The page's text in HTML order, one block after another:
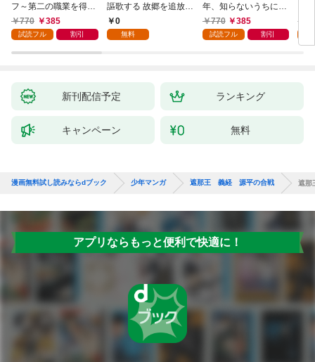
フ～第二の職業を得
て、世界最強になりま
した～ 1巻
770 385
試読フル 割引
謳歌する 故郷を追放さ
れたら、魔王のお膝元
で超絶効果のマジック
0
無料
年、知らないうちにレ
ベルMAXになってまし
た 1巻
770 385
試読フル 割引
新刊配信予定 ランキング
キャンペーン 無料
漫画無料試し読みならdブック 少年マンガ 遮那王 義経 源平の合戦 遮那
アプリならもっと便利で快適に！